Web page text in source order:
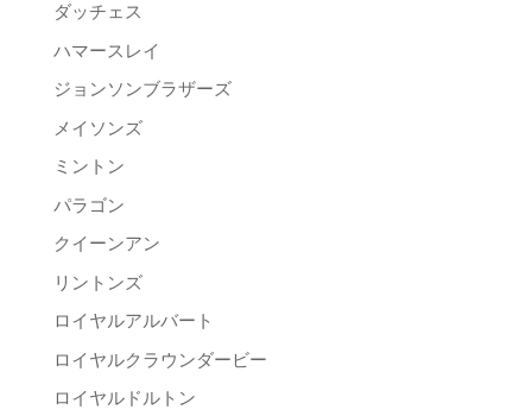
ダッチェス
ハマースレイ
ジョンソンブラザーズ
メイソンズ
ミントン
パラゴン
クイーンアン
リントンズ
ロイヤルアルバート
ロイヤルクラウンダービー
ロイヤルドルトン